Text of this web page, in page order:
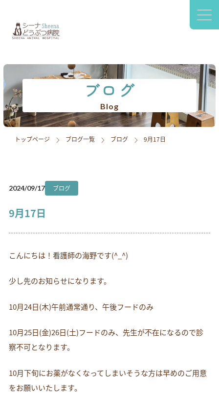
院内設備
スタッフ紹介
アクセス
ブログ
ブログ
Blog
トップページ ブログ一覧 ブログ 9月17日
2024/09/17 ブログ
9月17日
こんにちは！看護師の海野です(^_^)
少し先のお知らせになります。
10月24日(木)午前通常通り、午後フードのみ
10月25日(金)26日(土)フードのみ、先生が不在になるので診
察不可となります。
10月下旬にお薬がなくなってしまいそうな方は早めのご用意
をお願いいたします。